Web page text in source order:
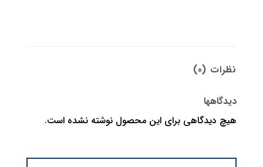
نظرات (0)
دیدگاهها
هیچ دیدگاهی برای این محصول نوشته نشده است.